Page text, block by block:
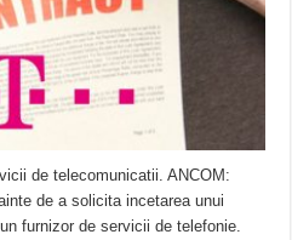
de telecomunicatii. ANCOM:
de a solicita incetarea unui
furnizor de servicii de telefonie.